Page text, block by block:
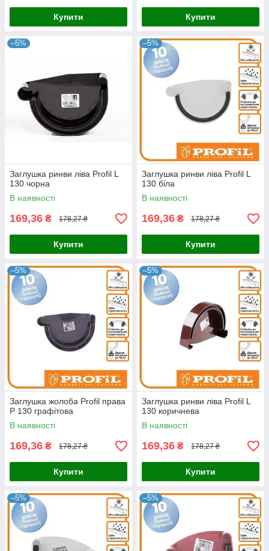
Купити Купити
–5%
Заглушка ринви ліва Profil L
130 чорна
В наявності
169,36 ₴ 178,27 ₴
Купити
–5%
Заглушка ринви ліва Profil L
130 біла
В наявності
169,36 ₴ 178,27 ₴
Купити
–5%
Заглушка жолоба Profil права
Р 130 графітова
В наявності
169,36 ₴ 178,27 ₴
Купити
–5%
Заглушка ринви ліва Profil L
130 коричнева
В наявності
169,36 ₴ 178,27 ₴
Купити
–5% –5%